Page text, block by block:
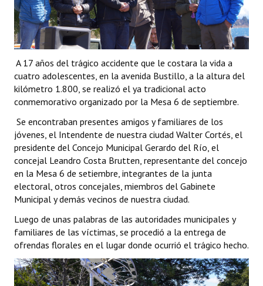
Carta Orgánica 2007
Reglamento Interno
Digesto
Organigrama
Informes de Gestión
Proyectos Presentados
Dictámenes Asesoría Letrada
Actas de Sesión
Informes de Unidad Coordinadora
Ejecución Presupuestaria
Actas de Audiencias Públicas
A 17 años del trágico accidente que le costara la vida a
cuatro adolescentes, en la avenida Bustillo, a la altura del
kilómetro 1.800, se realizó el ya tradicional acto
conmemorativo organizado por la Mesa 6 de septiembre.
Se encontraban presentes amigos y familiares de los
jóvenes, el Intendente de nuestra ciudad Walter Cortés, el
presidente del Concejo Municipal Gerardo del Río, el
concejal Leandro Costa Brutten, representante del concejo
en la Mesa 6 de setiembre, integrantes de la junta
electoral, otros concejales, miembros del Gabinete
Municipal y demás vecinos de nuestra ciudad.
Luego de unas palabras de las autoridades municipales y
familiares de las víctimas, se procedió a la entrega de
ofrendas florales en el lugar donde ocurrió el trágico hecho.